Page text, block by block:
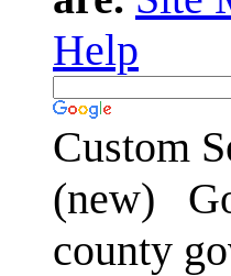
Help
Custom
(new)
county